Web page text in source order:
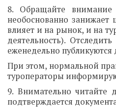
8. Обращайте
необоснованно
влияет и на рынок, и на
деятельность).
еженедельно
При этом, нормальной
туроператоры
9. Внимательно читайте
подтверждается